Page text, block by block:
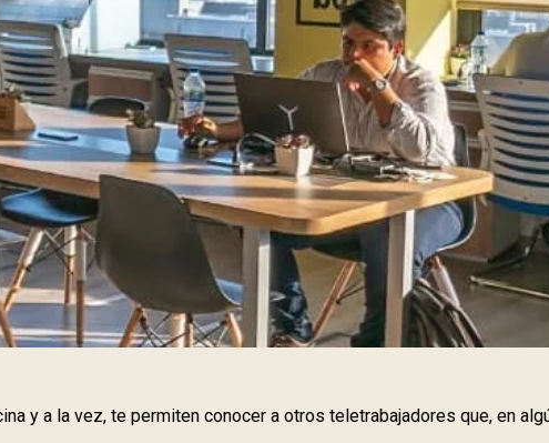
y a la vez, te permiten conocer a otros teletrabajadores que, en